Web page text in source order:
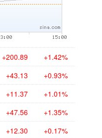
+200.89 +1.42%
+43.13 +0.93%
+11.37 +1.01%
+47.56 +1.35%
+12.30 +0.17%